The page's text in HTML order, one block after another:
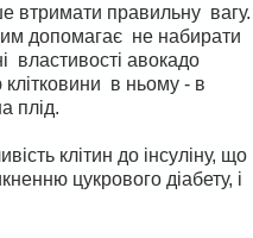
втримати правильну вагу.
допомагає не набирати
властивості авокадо
клітковини в ньому - в
плід.
клітин до інсуліну, що
цукрового діабету, і